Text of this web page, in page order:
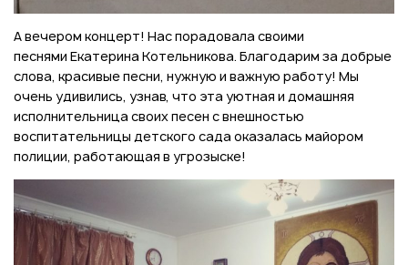
А вечером концерт! Нас порадовала своими
песнями Екатерина Котельникова. Благодарим за добрые
слова, красивые песни, нужную и важную работу! Мы
очень удивились, узнав, что эта уютная и домашняя
исполнительница своих песен с внешностью
воспитательницы детского сада оказалась майором
полиции, работающая в угрозыске!